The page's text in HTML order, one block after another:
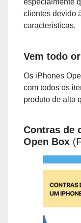
especialmente
clientes devido
características.
Vem todo
Os iPhones
com todos os
produto de alta
Contras de
Open Box